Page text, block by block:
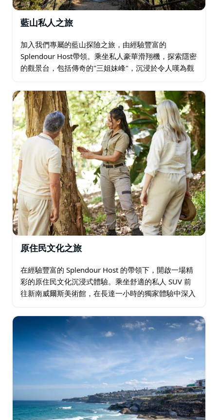
藍山私人之旅
加入我們專屬的藍山探險之旅，由經驗豐富的
Splendour Host帶領。乘坐私人豪華滑翔機，探索隱密
的觀景台，包括傳奇的"三姐妹峰"，沉浸於令人嘆為觀
地優質啤酒或葡萄酒，在壯麗的景色中盡享盛宴…
原住民文化之旅
在經驗豐富的 Splendour Host 的帶領下，開啟一場精
彩的原住民文化沉浸式體驗。乘坐舒適的私人 SUV 前
往新南威爾斯美術館，在長達一小時的獨家體驗中深入
領的兩小時私人原住民徒步之旅…